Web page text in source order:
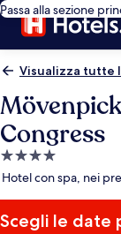
Passa alla sezione
Visualizza tutte
Congress
Struttura
a
stelle
Hotel con spa, nei
Scegli le date